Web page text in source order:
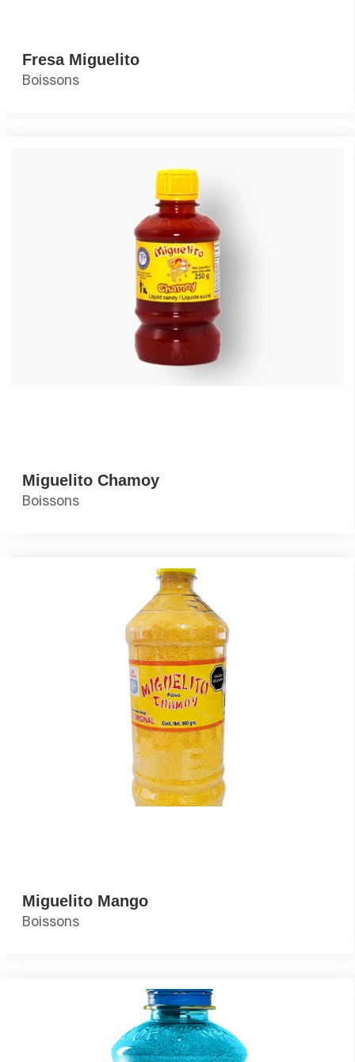
Fresa Miguelito
Boissons
Miguelito Chamoy
Boissons
Miguelito Mango
Boissons